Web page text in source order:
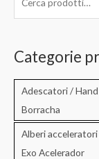
c
Categorie
Adescatori /
Borracha
Alberi
Exo Acelerador